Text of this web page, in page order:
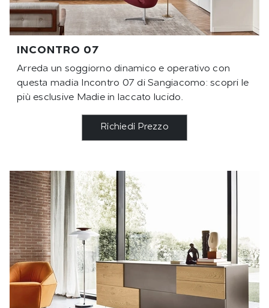
INCONTRO 07
Arreda un soggiorno dinamico e operativo con
questa madia Incontro 07 di Sangiacomo: scopri le
più esclusive Madie in laccato lucido.
Richiedi Prezzo